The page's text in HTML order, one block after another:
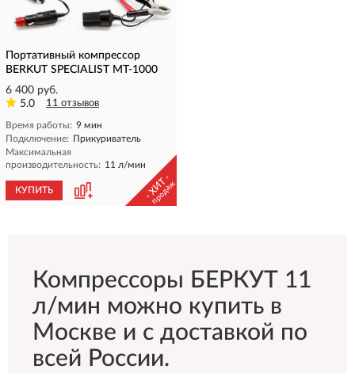
Портативный компрессор
BERKUT SPECIALIST MT-1000
6 400 руб.
5.0
11 отзывов
Время работы: 9 мин
Подключение: Прикуриватель
Максимальная
производительность: 11 л/мин
КУПИТЬ - ХИТ -
продаж
Компрессоры БЕРКУТ 11
л/мин можно купить в
Москве и с доставкой по
всей России.